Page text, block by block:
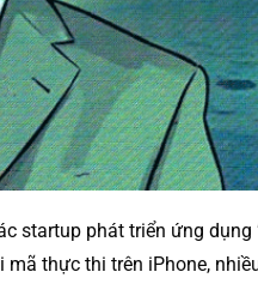
startup phát triển ứng dụng
thực thi trên iPhone,